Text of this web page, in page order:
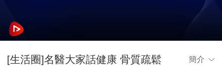
[生活圈]名醫大家話健康 骨質疏鬆 簡介